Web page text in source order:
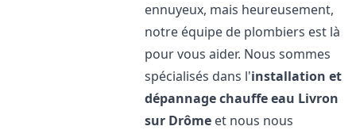
ennuyeux, mais heureusement,
notre équipe de plombiers est là
pour vous aider. Nous sommes
spécialisés dans l'installation et
dépannage chauffe eau Livron
sur Drôme et nous nous